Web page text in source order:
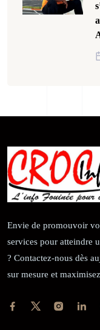
Envie de promouvoir
services pour atteindre
? Contactez-nous dès
sur mesure et